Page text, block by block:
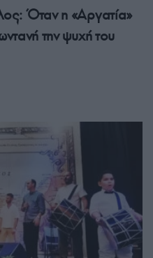
Όταν η «Αργατία»
την ψυχή του